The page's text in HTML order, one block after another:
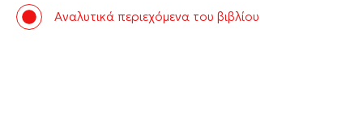
Αναλυτικά περιεχόμενα του βιβλίου